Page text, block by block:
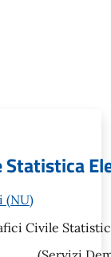
Statistica
(NU)
Civile